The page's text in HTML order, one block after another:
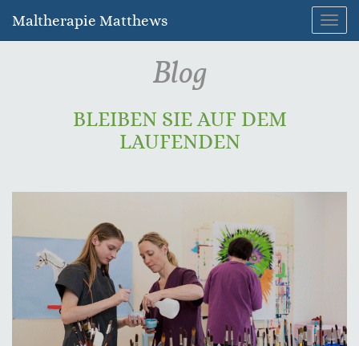
Maltherapie Matthews
Blog
BLEIBEN SIE AUF DEM
LAUFENDEN